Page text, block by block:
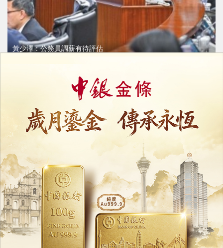
黃少澤：公務員調薪有待評估
60740
經綜合研判
政府決定明年公務員薪酬不調整